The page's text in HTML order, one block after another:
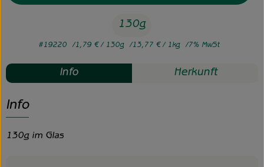
130g
#19220 1,79 €/ 130g 13,77 €/ 1kg 7% MwSt
Info Herkunft
Info
130g im Glas